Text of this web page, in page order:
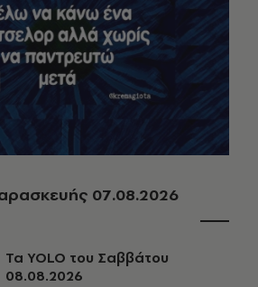
07.08.2026
Τα YOLO του Σαββάτου
08.08.2026